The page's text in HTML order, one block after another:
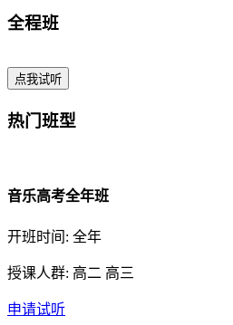
全程班
点我试听
热门班型
音乐高考全年班
开班时间: 全年
授课人群: 高二 高三
申请试听